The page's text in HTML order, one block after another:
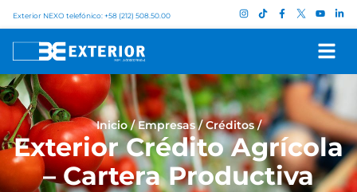
Exterior NEXO telefónico: +58 (212) 508.50.00
Inicio/Empresas/Créditos/
Exterior Crédito Agrícola
– Cartera Productiva